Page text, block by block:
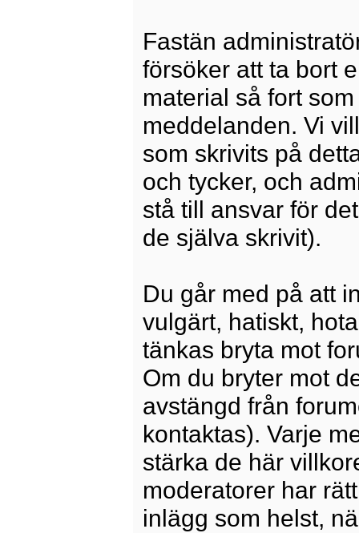
Fastän
försöker att ta bort
material så fort
meddelanden. Vi
som skrivits på
och tycker, och
stå till ansvar för
de själva skrivit).
Du går med på att
vulgärt, hatiskt,
tänkas bryta mot
Om du bryter mot
avstängd från
kontaktas). Varje
stärka de här
moderatorer har
inlägg som helst,